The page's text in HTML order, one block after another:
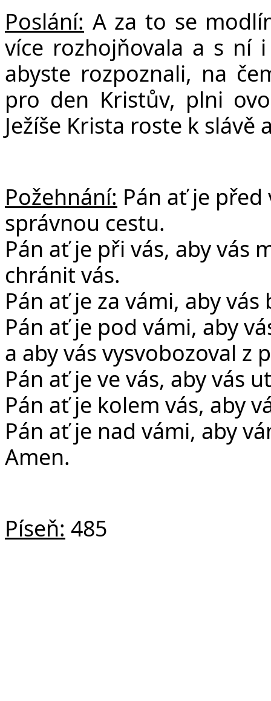
Poslání: A za to se
více rozhojňovala a s ní
abyste rozpoznali, na
pro den Kristův, plni
Ježíše Krista roste k slávě
Požehnání: Pán ať je
správnou cestu.
Pán ať je při vás, aby vás
chránit vás.
Pán ať je za vámi, aby
Pán ať je pod vámi, aby
a aby vás vysvobozoval z
Pán ať je ve vás, aby vás
Pán ať je kolem vás, aby
Pán ať je nad vámi, aby
Amen.
Píseň: 485